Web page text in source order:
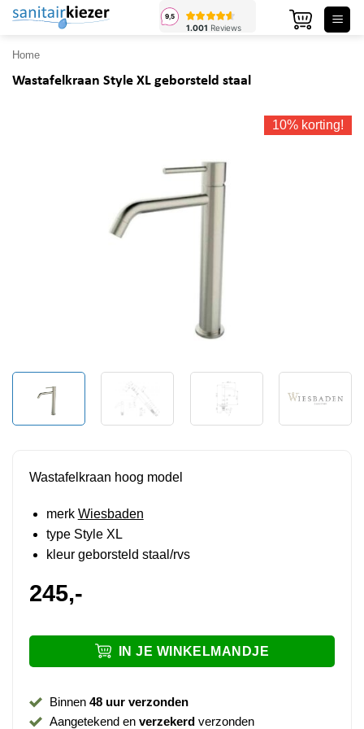
Ga
inhoud
Home
Wastafelkraan Style XL geborsteld staal
10% korting!
Wastafelkraan hoog model
merk Wiesbaden
type Style XL
kleur geborsteld staal/rvs
245,-
IN JE WINKELMANDJE
Binnen 48 uur verzonden
Aangetekend en verzekerdverzonden